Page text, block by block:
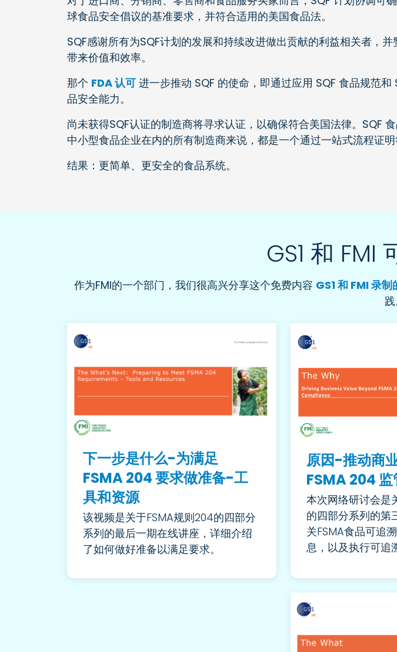
球食品安全倡议的基准要求，并符合适用的美国食品法。
SQF感谢所有为SQF计划的发展和持续改进做出贡献的利益相关者，
带来价值和效率。
那个 FDA 认可 进一步推动 SQF 的使命，即通过应用 SQF 食品规范
品安全能力。
尚未获得SQF认证的制造商将寻求认证，以确保符合美国法律。SQF
中小型食品企业在内的所有制造商来说，都是一个通过一站式流程证明
结果：更简单、更安全的食品系统。
GS1 和 FMI
作为FMI的一个部门，我们很高兴分享这个免费内容 GS1 和 FMI 录
践
下一步是什么-为满足
FSMA 204 要求做准备-工
具和资源
该视频是关于FSMA规则204的四部分
系列的最后一期在线讲座，详细介绍
了如何做好准备以满足要求。
原因-推动商
FSMA 204 监
本次网络研讨会是
的四部分系列的第
关FSMA食品可追
息，以及执行可追